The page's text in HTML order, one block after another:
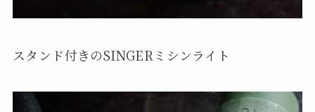
スタンド付きのSINGERミシンライト